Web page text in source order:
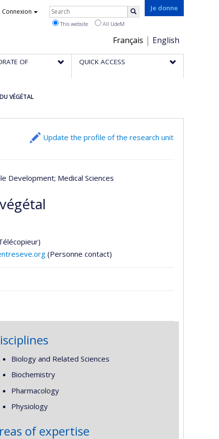
Je donne
Choix
de
la
Français English
Connexion Rechercher
This website All UdeM
OF QUICK ACCESS
VÉGÉTAL
Update the profile of the research unit
Development; Medical Sciences
(Personne contact)
Biology and Related Sciences
Biochemistry
Pharmacology
Physiology
of expertise